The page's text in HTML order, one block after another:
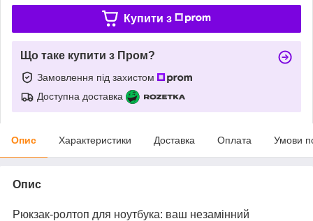
Купити з
Що таке купити з Пром?
Замовлення під захистом
Доступна доставка
Опис Характеристики Доставка Оплата Умови
Опис
Рюкзак-ролтоп для ноутбука: ваш незамінний